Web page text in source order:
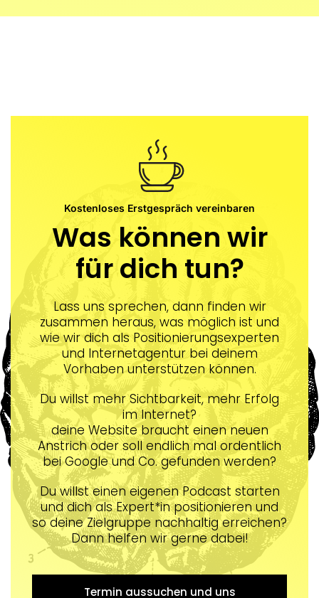
Kostenloses Erstgespräch vereinbaren
Was können wir
für dich tun?
Lass uns sprechen, dann finden wir
zusammen heraus, was möglich ist und
wie wir dich als Positionierungsexperten
und Internetagentur bei deinem
Vorhaben unterstützen können.
Du willst mehr Sichtbarkeit, mehr Erfolg
im Internet?
deine Website braucht einen neuen
Anstrich oder soll endlich mal ordentlich
bei Google und Co. gefunden werden?
Du willst einen eigenen Podcast starten
und dich als Expert*in positionieren und
so deine Zielgruppe nachhaltig erreichen?
Dann helfen wir gerne dabei!
Termin aussuchen und uns